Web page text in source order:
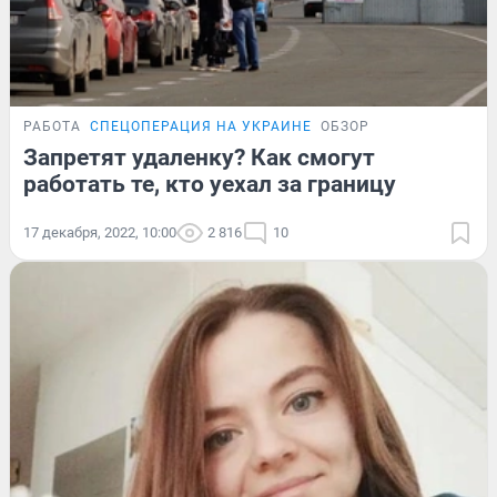
РАБОТА СПЕЦОПЕРАЦИЯ НА УКРАИНЕ ОБЗОР
Запретят удаленку? Как смогут
работать те, кто уехал за границу
17 декабря, 2022, 10:00 2 816 10